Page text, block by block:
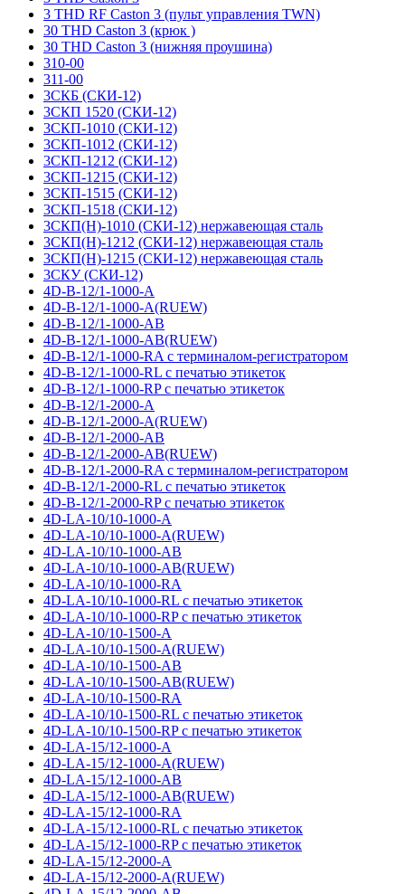
3 THD RF Caston 3 (пульт управления TWN)
30 THD Caston 3 (крюк )
30 THD Caston 3 (нижняя проушина)
310-00
311-00
3СКБ (СКИ-12)
3СКП 1520 (СКИ-12)
3СКП-1010 (СКИ-12)
3СКП-1012 (СКИ-12)
3СКП-1212 (СКИ-12)
3СКП-1215 (СКИ-12)
3СКП-1515 (СКИ-12)
3СКП-1518 (СКИ-12)
3СКП(Н)-1010 (СКИ-12) нержавеющая сталь
3СКП(Н)-1212 (СКИ-12) нержавеющая сталь
3СКП(Н)-1215 (СКИ-12) нержавеющая сталь
3СКУ (СКИ-12)
4D-B-12/1-1000-A
4D-B-12/1-1000-A(RUEW)
4D-B-12/1-1000-AB
4D-B-12/1-1000-AB(RUEW)
4D-B-12/1-1000-RA с терминалом-регистратором
4D-B-12/1-1000-RL с печатью этикеток
4D-B-12/1-1000-RP с печатью этикеток
4D-B-12/1-2000-A
4D-B-12/1-2000-A(RUEW)
4D-B-12/1-2000-AB
4D-B-12/1-2000-AB(RUEW)
4D-B-12/1-2000-RA с терминалом-регистратором
4D-B-12/1-2000-RL с печатью этикеток
4D-B-12/1-2000-RP с печатью этикеток
4D-LA-10/10-1000-A
4D-LA-10/10-1000-A(RUEW)
4D-LA-10/10-1000-AB
4D-LA-10/10-1000-AB(RUEW)
4D-LA-10/10-1000-RA
4D-LA-10/10-1000-RL с печатью этикеток
4D-LA-10/10-1000-RP с печатью этикеток
4D-LA-10/10-1500-A
4D-LA-10/10-1500-A(RUEW)
4D-LA-10/10-1500-AB
4D-LA-10/10-1500-AB(RUEW)
4D-LA-10/10-1500-RA
4D-LA-10/10-1500-RL с печатью этикеток
4D-LA-10/10-1500-RP с печатью этикеток
4D-LA-15/12-1000-A
4D-LA-15/12-1000-A(RUEW)
4D-LA-15/12-1000-AB
4D-LA-15/12-1000-AB(RUEW)
4D-LA-15/12-1000-RA
4D-LA-15/12-1000-RL с печатью этикеток
4D-LA-15/12-1000-RP с печатью этикеток
4D-LA-15/12-2000-A
4D-LA-15/12-2000-A(RUEW)